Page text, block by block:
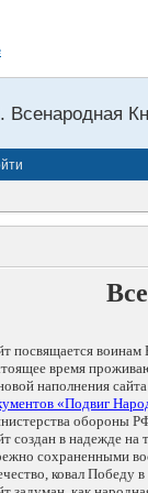
Всенародная
посвящается
время
наполнения
«Подвиг
обороны
создан в надежде
сохраненными
ковал Победу